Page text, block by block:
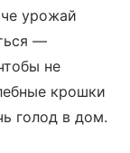
урожай
—
не
крошки
голод в дом.